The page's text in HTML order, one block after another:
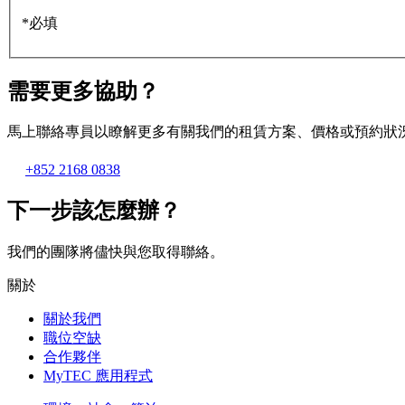
*必填
需要更多協助？
馬上聯絡專員以瞭解更多有關我們的租賃方案、價格或預約狀
+852 2168 0838
下一步該怎麼辦？
我們的團隊將儘快與您取得聯絡。
關於
關於我們
職位空缺
合作夥伴
MyTEC 應用程式